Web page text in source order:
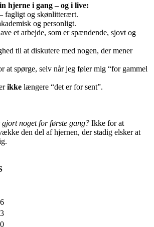
hjerne i gang – og i live:
fagligt og skønlitterært.
og personligt.
et arbejde, som er spændende, sjovt og
til at diskutere med nogen, der mener
at spørge, selv når jeg føler mig “for gammel
ikke længere “det er for sent”.
noget for første gang? Ikke for at
den del af hjernen, der stadig elsker at